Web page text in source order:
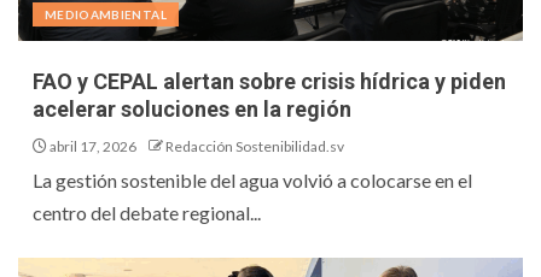
MEDIOAMBIENTAL
FAO y CEPAL alertan sobre crisis hídrica y piden
acelerar soluciones en la región
abril 17, 2026 Redacción Sostenibilidad.sv
La gestión sostenible del agua volvió a colocarse en el
centro del debate regional...